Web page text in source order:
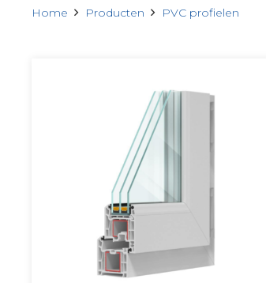
Home Producten PVC profielen